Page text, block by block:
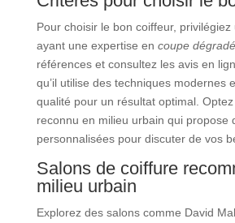
Pour choisir le bon coiffeur,
ayant une expertise en coupe
références et consultez les avis en
qu’il utilise des techniques modernes
qualité pour un résultat optimal.
reconnu en milieu urbain qui propose
personnalisées pour discuter de vos
Salons de coiffure
milieu urbain
Explorez des salons comme David